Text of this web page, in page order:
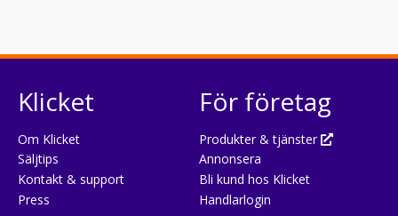
Klicket
Om Klicket
Säljtips
Kontakt & support
Press
För företag
Produkter & tjänster
Annonsera
Bli kund hos Klicket
Handlarlogin